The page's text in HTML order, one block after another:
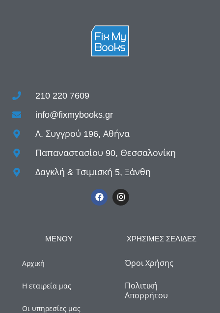
210 220 7609
info@fixmybooks.gr
Λ. Συγγρού 196, Αθήνα
Παπαναστασίου 90, Θεσσαλονίκη
Δαγκλή & Τσιμισκή 5, Ξάνθη
ΜΕΝΟΥ
Αρχική
Η εταιρεία μας
Οι υπηρεσίες μας
ΧΡΗΣΙΜΕΣ ΣΕΛΙΔΕΣ
Όροι Χρήσης
Πολιτική
Απορρήτου